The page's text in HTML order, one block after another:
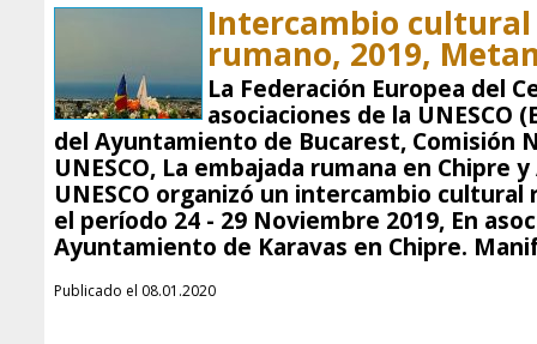
Intercambio
rumano, 2019,
La Federación Europea del
asociaciones de la UNESCO
del Ayuntamiento de Bucarest, Comisión
UNESCO, La embajada rumana en Chipre
UNESCO organizó un intercambio
el período 24 - 29 Noviembre 2019, En
Ayuntamiento de Karavas en Chipre.
Publicado el 08.01.2020